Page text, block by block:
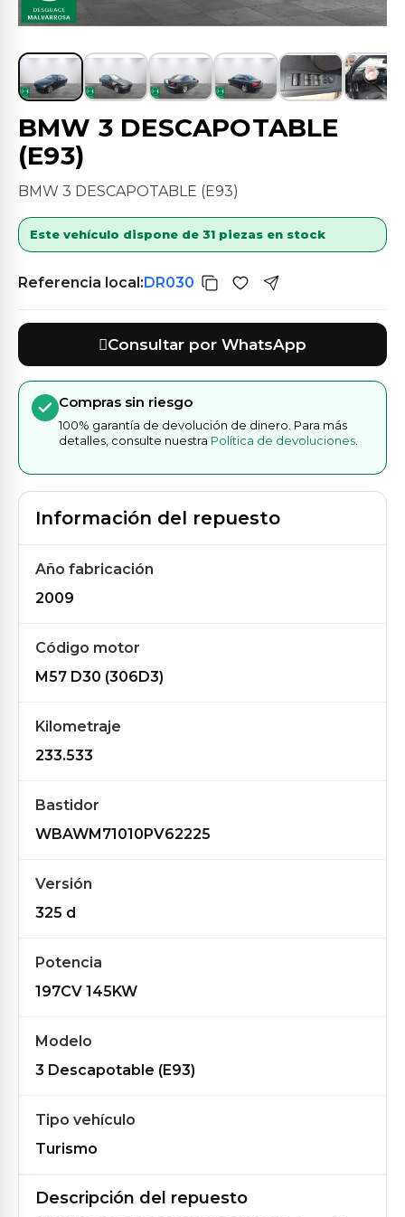
BMW 3 DESCAPOTABLE
(E93)
BMW 3 DESCAPOTABLE (E93)
Este vehículo dispone de 31 piezas en stock
Referencia local:DR030
Consultar por WhatsApp
Compras sin riesgo
100% garantía de devolución de dinero. Para más
detalles, consulte nuestra Política de devoluciones
Información del repuesto
Año fabricación
2009
Código motor
M57 D30 (306D3)
Kilometraje
233.533
Bastidor
WBAWM71010PV62225
Versión
325 d
Potencia
197CV 145KW
Modelo
3 Descapotable (E93)
Tipo vehículo
Turismo
Descripción del repuesto